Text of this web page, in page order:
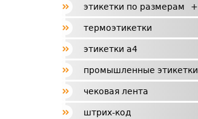
этикетки по размерам +
термоэтикетки
этикетки а4
промышленные этикетки
чековая лента
штрих-код